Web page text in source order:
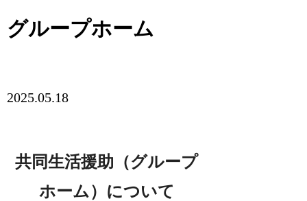
グループホーム
2025.05.18
共同生活援助（グループ
ホーム）について